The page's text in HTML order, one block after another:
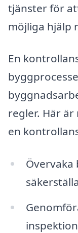
tjänster för
möjliga hjälp
En
regler. Här
en